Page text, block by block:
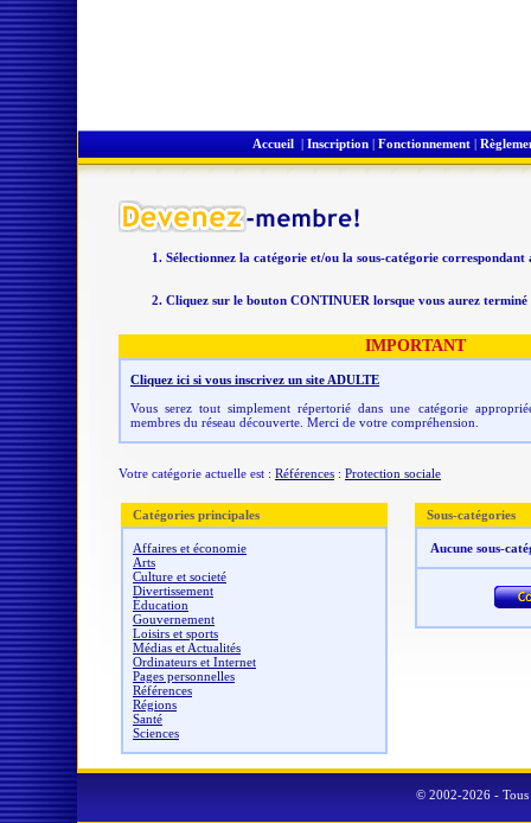
Accueil | Inscription | Fonctionnement |
Sélectionnez la catégorie et/ou la sous-catégorie correspondant
Cliquez sur le bouton CONTINUER lorsque vous aurez terminé
IMPORTANT
Cliquez ici si vous inscrivez un site ADULTE
Vous serez tout simplement répertorié dans une catégorie
membres du réseau découverte. Merci de votre compréhension.
Votre catégorie actuelle est : Références : Protection sociale
Catégories principales
Affaires et économie
Arts
Culture et societé
Divertissement
Éducation
Gouvernement
Loisirs et sports
Médias et Actualités
Ordinateurs et Internet
Pages personnelles
Références
Régions
Santé
Sciences
Sous-catégories
Aucune sous-
© 2002-2026 - Tous